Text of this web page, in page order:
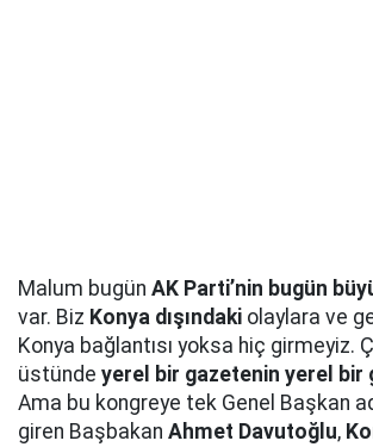
Malum bugün AK Parti’nin bugün
var. Biz Konya dışındaki olaylara ve
Konya bağlantısı yoksa hiç girmeyiz.
üstünde yerel bir gazetenin yerel bir
Ama bu kongreye tek Genel Başkan
giren Başbakan Ahmet Davutoğlu,